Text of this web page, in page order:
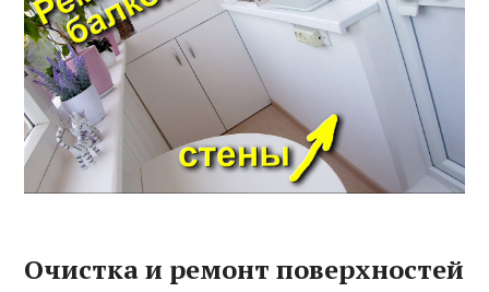
Очистка и ремонт поверхностей